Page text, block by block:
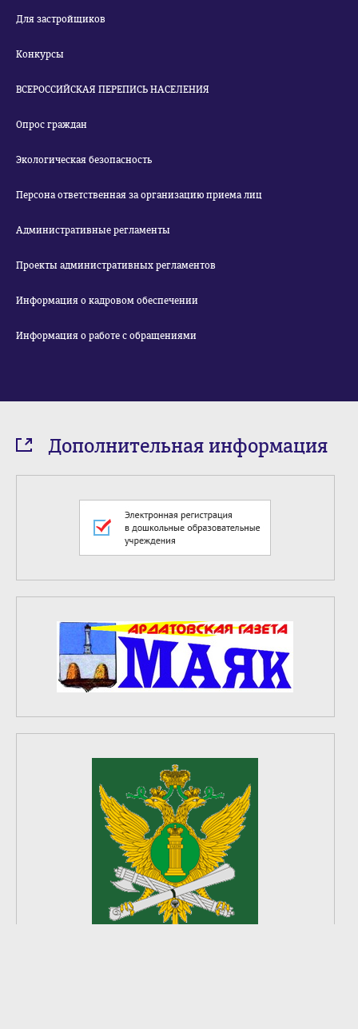
Для застройщиков
Конкурсы
ВСЕРОССИЙСКАЯ ПЕРЕПИСЬ НАСЕЛЕНИЯ
Опрос граждан
Экологическая безопасность
Персона ответственная за организацию приема лиц
Административные регламенты
Проекты административных регламентов
Информация о кадровом обеспечении
Информация о работе с обращениями
Дополнительная информация